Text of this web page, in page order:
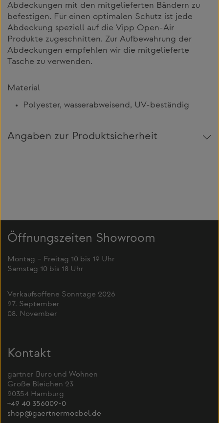
Abdeckungen mit den mitgelieferten Bändern zu
befestigen. Für einen optimalen Schutz ist jede
Abdeckung speziell auf die Vipp Open-Air
Produkte zugeschnitten. Zur Aufbewahrung der
Abdeckungen empfehlen wir die mitgelieferte
Tasche zu verwenden.
Material
Polyester, wasserabweisend, UV-beständig
Angaben zur Produktsicherheit
Öffnungszeiten Showroom
Montag – Freitag 10 bis 19 Uhr
Samstag 10 bis 18 Uhr
Verkaufsoffene Sonntage 2026
27. September
08. November
Kontakt
gärtner Büro und Wohnen
Große Bleichen 23
20354 Hamburg
+49 40 356009-0
shop@gaertnermoebel.de